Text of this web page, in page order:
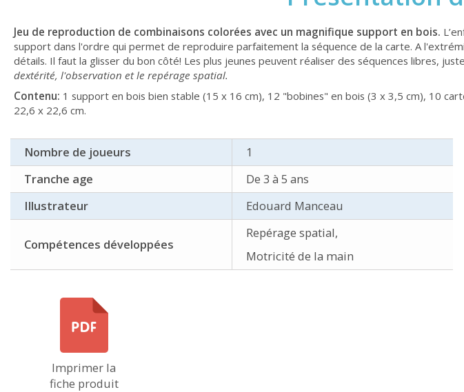
Jeu de reproduction de combinaisons colorées avec un magnifique support en bois.
support dans l'ordre qui permet de reproduire parfaitement la séquence de la carte. A
détails. Il faut la glisser du bon côté! Les plus jeunes peuvent réaliser des séquences libres,
dextérité, l'observation et le repérage spatial.
Contenu: 1 support en bois bien stable (15 x 16 cm), 12 "bobines" en bois (3 x 3,5 cm), 10
22,6 x 22,6 cm.
Nombre de joueurs
1
Tranche age
De 3 à 5 ans
Illustrateur
Edouard Manceau
Compétences développées
Repérage spatial,
Motricité de la main
Imprimer la
fiche produit